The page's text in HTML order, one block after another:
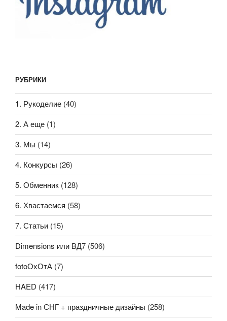
РУБРИКИ
1. Рукоделие (40)
2. А еще (1)
3. Мы (14)
4. Конкурсы (26)
5. Обменник (128)
6. Хвастаемся (58)
7. Статьи (15)
Dimensions или ВД7 (506)
fotoОхОтА (7)
HAED (417)
Made in СНГ + праздничные дизайны (258)